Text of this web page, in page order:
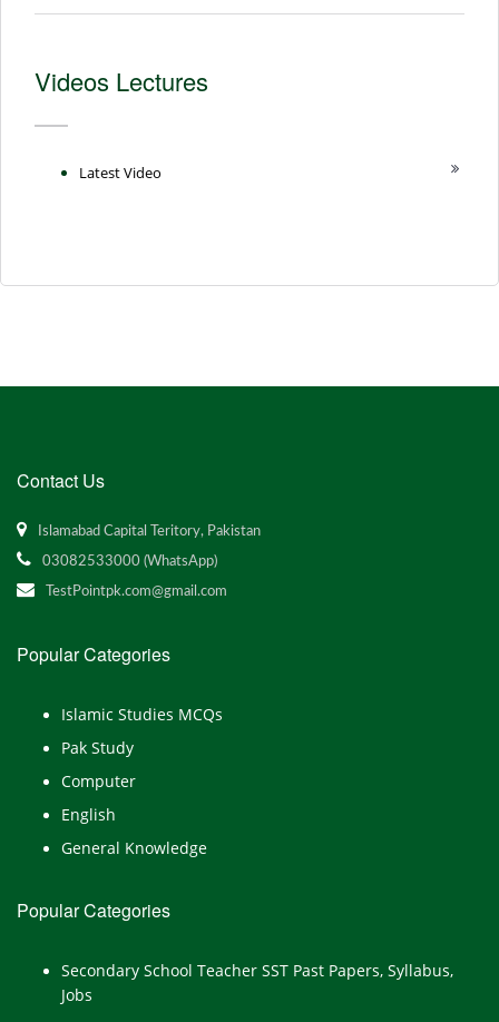
Videos Lectures
Latest Video
Contact Us
Islamabad Capital Teritory, Pakistan
03082533000 (WhatsApp)
TestPointpk.com@gmail.com
Popular Categories
Islamic Studies MCQs
Pak Study
Computer
English
General Knowledge
Popular Categories
Secondary School Teacher SST Past Papers, Syllabus,
Jobs